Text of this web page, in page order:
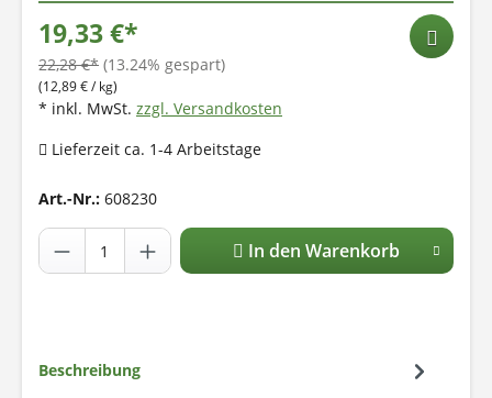
19,33 €*
22,28 €* (13.24% gespart)
(12,89 € / kg)
* inkl. MwSt. zzgl. Versandkosten
Lieferzeit ca. 1-4 Arbeitstage
Art.-Nr.: 608230
In den Warenkorb
Beschreibung